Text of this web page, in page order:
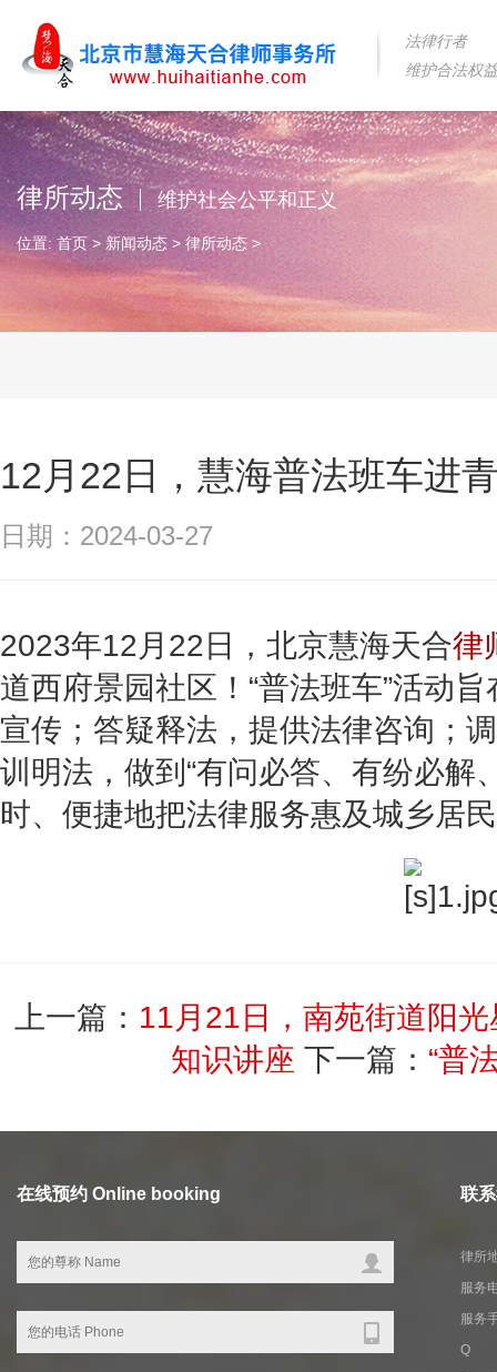
法律行者
维护合法权益
律所动态 维护社会公平和正义
位置: 首页> 新闻动态 >律所动态 >
12月22日，慧海普法班车进
日期：2024-03-27
2023年12月22日，北京慧海天合律
道西府景园社区！“普法班车”活动
宣传；答疑释法，提供法律咨询；
训明法，做到“有问必答、有纷必解
时、便捷地把法律服务惠及城乡居
上一篇： 11月21日，南苑街道阳
知识讲座 下一篇： “普
在线预约 Online booking 联
律所
服务
服务
Q